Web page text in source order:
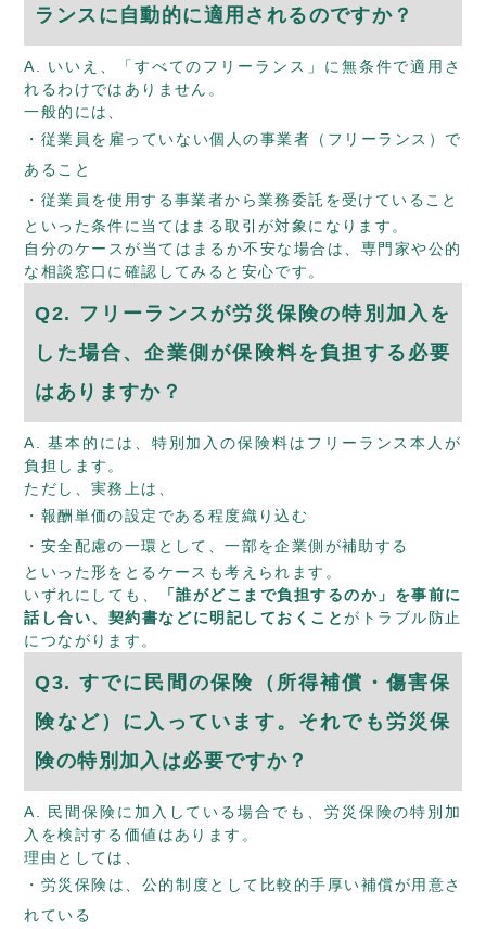
ランスに自動的に適用されるのですか？
A. いいえ、「すべてのフリーランス」に無条件で適用さ
れるわけではありません。
一般的には、
従業員を雇っていない個人の事業者（フリーランス）で
あること
従業員を使用する事業者から業務委託を受けていること
といった条件に当てはまる取引が対象になります。
自分のケースが当てはまるか不安な場合は、専門家や公的
な相談窓口に確認してみると安心です。
Q2. フリーランスが労災保険の特別加入を
した場合、企業側が保険料を負担する必要
はありますか？
A. 基本的には、特別加入の保険料はフリーランス本人が
負担します。
ただし、実務上は、
報酬単価の設定である程度織り込む
安全配慮の一環として、一部を企業側が補助する
といった形をとるケースも考えられます。
いずれにしても、
「誰がどこまで負担するのか」を事前に
話し合い、契約書などに明記しておくことがトラブル防止
につながります。
Q3. すでに民間の保険（所得補償・傷害保
険など）に入っています。それでも労災保
険の特別加入は必要ですか？
A. 民間保険に加入している場合でも、労災保険の特別加
入を検討する価値はあります。
理由としては、
労災保険は、公的制度として比較的手厚い補償が用意さ
れている